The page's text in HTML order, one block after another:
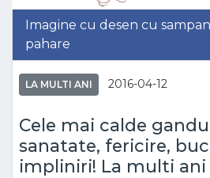
Imagine cu desen cu
pahare
LA MULTI ANI 2016-04-12
Cele mai calde
sanatate, fericire,
impliniri! La multi ani